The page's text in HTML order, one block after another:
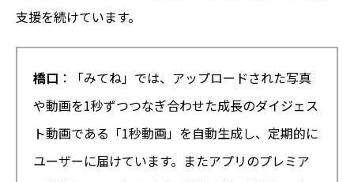
支援を続けています。
橋口 ：「みてね」では、アップロードされた写真
や動画を1秒ずつつなぎ合わせた成長のダイジェス
ト動画である「1秒動画」を自動生成し、定期的に
ユーザーに届けています。またアプリのプレミア